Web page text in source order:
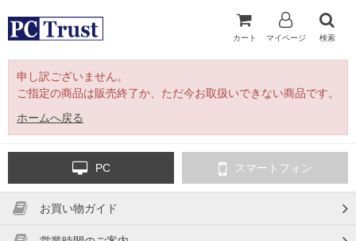
カート マイページ 検索
申し訳ございません。
ご指定の商品は販売終了か、ただ今お取扱いできない商品です。
ホームへ戻る
PC スマートフォン
お買い物ガイド